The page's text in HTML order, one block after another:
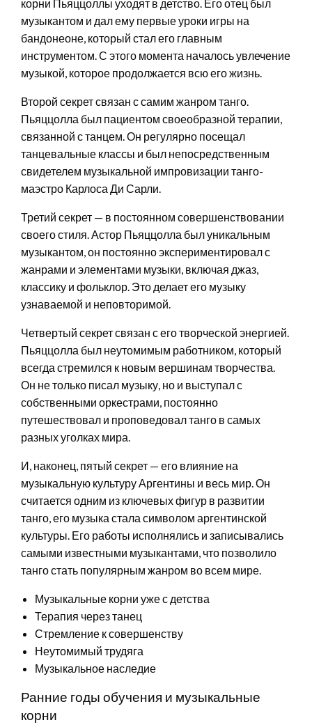
корни Пьяццоллы уходят в детство. Его отец был
музыкантом и дал ему первые уроки игры на
бандонеоне, который стал его главным
инструментом. С этого момента началось увлечение
музыкой, которое продолжается всю его жизнь.
Второй секрет связан с самим жанром танго.
Пьяццолла был пациентом своеобразной терапии,
связанной с танцем. Он регулярно посещал
танцевальные классы и был непосредственным
свидетелем музыкальной импровизации танго-
маэстро Карлоса Ди Сарли.
Третий секрет — в постоянном совершенствовании
своего стиля. Астор Пьяццолла был уникальным
музыкантом, он постоянно экспериментировал с
жанрами и элементами музыки, включая джаз,
классику и фольклор. Это делает его музыку
узнаваемой и неповторимой.
Четвертый секрет связан с его творческой энергией.
Пьяццолла был неутомимым работником, который
всегда стремился к новым вершинам творчества.
Он не только писал музыку, но и выступал с
собственными оркестрами, постоянно
путешествовал и проповедовал танго в самых
разных уголках мира.
И, наконец, пятый секрет — его влияние на
музыкальную культуру Аргентины и весь мир. Он
считается одним из ключевых фигур в развитии
танго, его музыка стала символом аргентинской
культуры. Его работы исполнялись и записывались
самыми известными музыкантами, что позволило
танго стать популярным жанром во всем мире.
Музыкальные корни уже с детства
Терапия через танец
Стремление к совершенству
Неутомимый трудяга
Музыкальное наследие
Ранние годы обучения и музыкальные
корни